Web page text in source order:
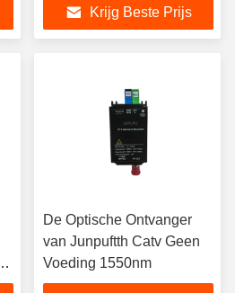
Krijg Beste Prijs
De Optische Ontvanger
van Junpuftth Catv Geen
Voeding 1550nm